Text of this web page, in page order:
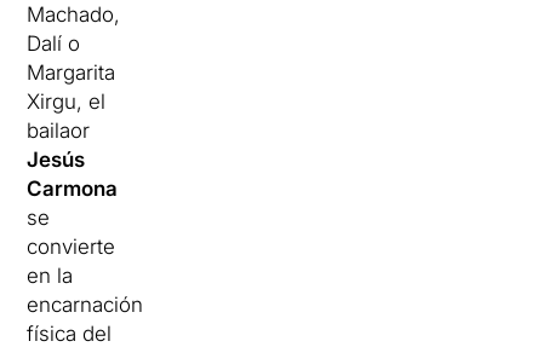
Machado,
Dalí o
Margarita
Xirgu, el
bailaor
Jesús
Carmona
se
convierte
en la
encarnación
física del